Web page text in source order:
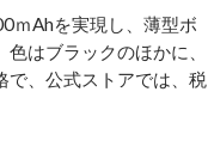
ｍAhを実現し、薄型ボ
はブラックのほかに、
で、公式ストアでは、税